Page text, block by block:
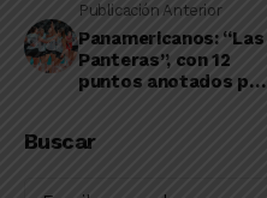
Publicación Anterior
Panamericanos: “Las
Panteras”, con 12
puntos anotados por
en “semis”
Buscar